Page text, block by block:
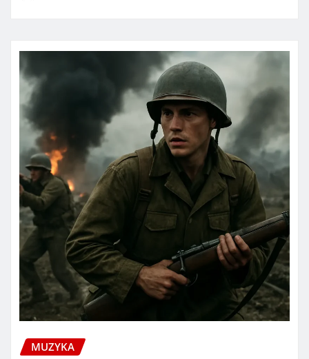
MUZYKA